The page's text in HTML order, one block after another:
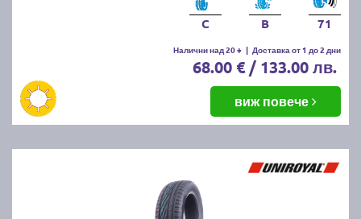
C B 71
Налични над 20 + | Доставка от 1 до 2 дни
68.00 € / 133.00 лв.
виж повече